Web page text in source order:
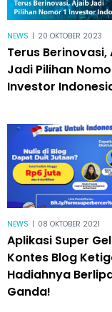
NEWS | 20 OKTOBER 2023
Terus Berinovasi,
Jadi Pilihan
Investor
NEWS | 08 OKTOBER 2021
Aplikasi Super
Kontes Blog
Hadiahnya
Ganda!